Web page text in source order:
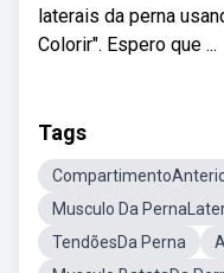
laterais da perna
Colorir". Espero que ...
Tags
Musculo Da
TendõesDa Perna